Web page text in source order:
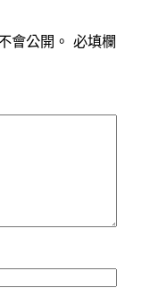
會公開。 必填欄